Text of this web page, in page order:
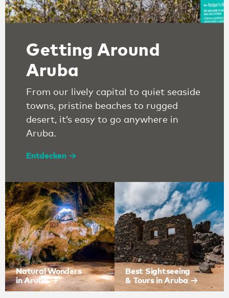
Getting Around
Aruba
From our lively capital to quiet seaside
towns, pristine beaches to rugged
desert, it’s easy to go anywhere in
Aruba.
Entdecken
Natural Wonders
in Aruba
Best Sightseeing
& Tours in Aruba